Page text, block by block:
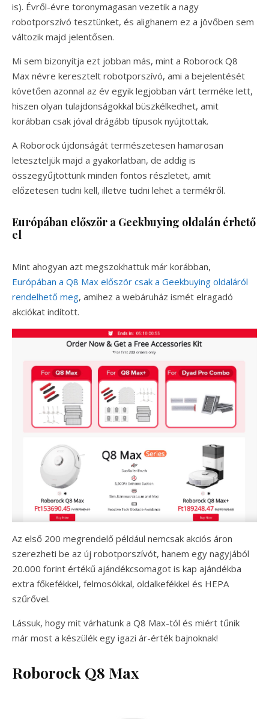
is). Évről-évre toronymagasan vezetik a nagy
robotporszívó tesztünket, és alighanem ez a jövőben sem
változik majd jelentősen.
Mi sem bizonyítja ezt jobban más, mint a Roborock Q8
Max névre keresztelt robotporszívó, ami a bejelentését
követően azonnal az év egyik legjobban várt terméke lett,
hiszen olyan tulajdonságokkal büszkélkedhet, amit
korábban csak jóval drágább típusok nyújtottak.
A Roborock újdonságát természetesen hamarosan
leteszteljük majd a gyakorlatban, de addig is
összegyűjtöttünk minden fontos részletet, amit
előzetesen tudni kell, illetve tudni lehet a termékről.
Európában először a Geekbuying oldalán érhető
el
Mint ahogyan azt megszokhattuk már korábban,
Európában a Q8 Max először csak a Geekbuying oldaláról
rendelhető meg, amihez a webáruház ismét elragadó
akciókat indított.
Az első 200 megrendelő például nemcsak akciós áron
szerezheti be az új robotporszívót, hanem egy nagyjából
20.000 forint értékű ajándékcsomagot is kap ajándékba
extra főkefékkel, felmosókkal, oldalkefékkel és HEPA
szűrővel.
Lássuk, hogy mit várhatunk a Q8 Max-tól és miért tűnik
már most a készülék egy igazi ár-érték bajnoknak!
Roborock Q8 Max